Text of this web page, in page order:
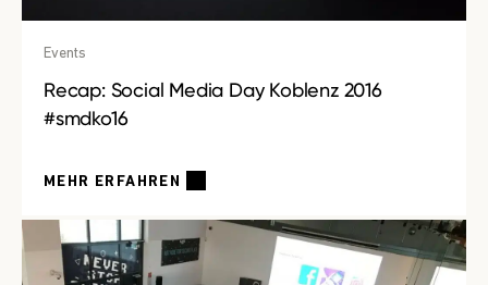
Events
Recap: Social Media Day Koblenz 2016
#smdko16
MEHR ERFAHREN